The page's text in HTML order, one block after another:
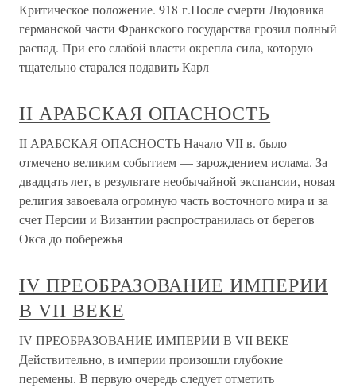
Критическое положение. 918 г.После смерти Людовика
германской части Франкского государства грозил полный
распад. При его слабой власти окрепла сила, которую
тщательно старался подавить Карл
II АРАБСКАЯ ОПАСНОСТЬ
II АРАБСКАЯ ОПАСНОСТЬ Начало VII в. было
отмечено великим событием — зарождением ислама. За
двадцать лет, в результате необычайной экспансии, новая
религия завоевала огромную часть восточного мира и за
счет Персии и Византии распространилась от берегов
Окса до побережья
IV ПРЕОБРАЗОВАНИЕ ИМПЕРИИ
В VII ВЕКЕ
IV ПРЕОБРАЗОВАНИЕ ИМПЕРИИ В VII ВЕКЕ
Действительно, в империи произошли глубокие
перемены. В первую очередь следует отметить